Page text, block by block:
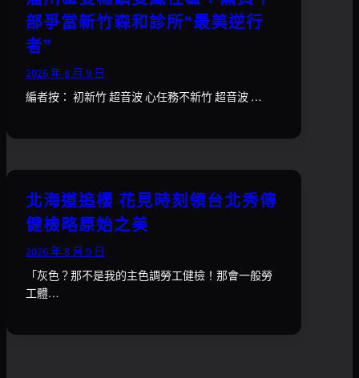
部爭當新竹森和診所“最美逆行
者”
2026 年 8 月 9 日
編者按： 初新竹 超音波 心任務不新竹 超音波 …
北海道追櫻 花見時刻領台北秀傳
健檢略原始之美
2026 年 8 月 9 日
「灰色？那不是我的主色調勞工健檢！那會一般勞
工體…